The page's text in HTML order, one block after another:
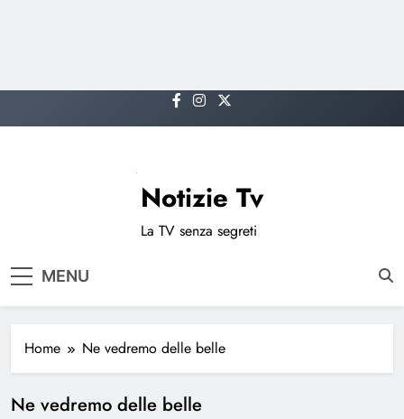
to
Notizie Tv
La TV senza segreti
MENU
Home Ne vedremo delle belle
Ne vedremo delle belle